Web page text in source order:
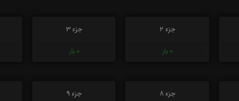
جزء 2
0 بار
جزء 3
0 بار
جزء 8
جزء 9